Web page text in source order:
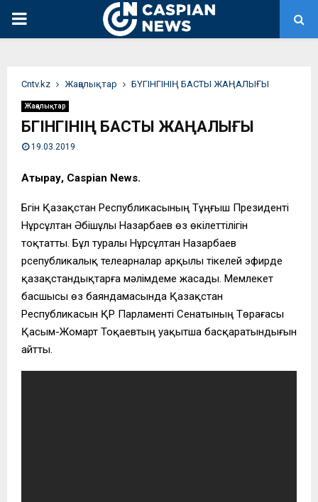
PRIMARY
Сntv.kz Жаңалықтар БҮГІНГІНІҢ БАСТЫ ЖАҢАЛЫҒЫ
Жаңалықтар
БҮГІНГІНІҢ БАСТЫ ЖАҢАЛЫҒЫ
19.03.2019
Атырау, Caspian News.
Бүгін Қазақстан Республикасының Тұңғыш Президенті
Нұрсұлтан Әбішұлы Назарбаев өз өкілеттілігін
тоқтатты. Бұл туралы Нұрсұлтан Назарбаев
рсепубликалық телеарналар арқылы тікелей эфирде
қазақстандықтарға мәлімдеме жасады. Мемлекет
басшысы өз баяндамасында Қазақстан
Республикасын ҚР Парламенті Сенатының Төрағасы
Қасым-Жомарт Тоқаевтың уақытша басқаратындығын
айтты.